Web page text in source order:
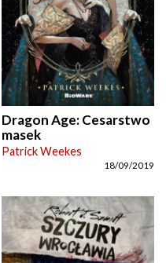
Dragon Age: Cesarstwo
masek
Patrick Weekes
18/09/2019